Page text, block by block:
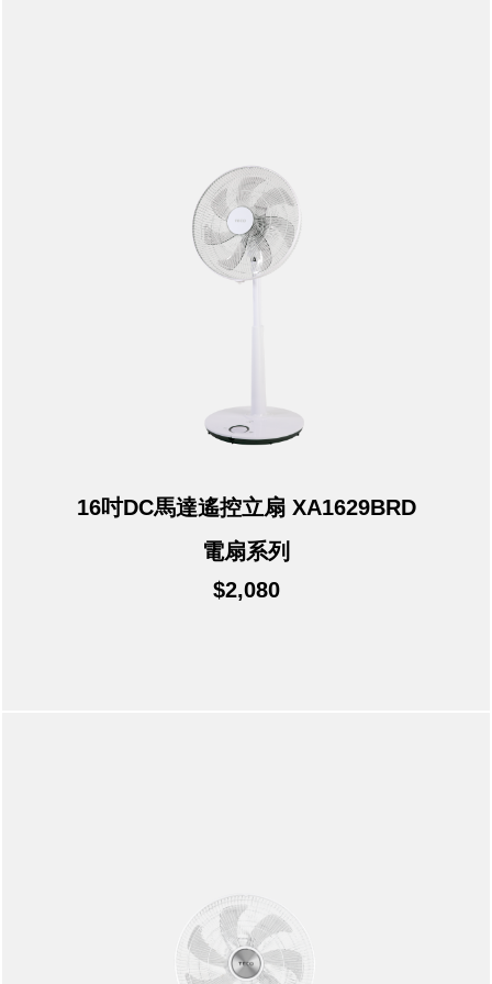
16吋DC馬達遙控立扇 XA1629BRD
電扇系列
$2,080